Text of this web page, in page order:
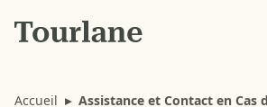
Accueil ▸ Assistance et Contact en Cas